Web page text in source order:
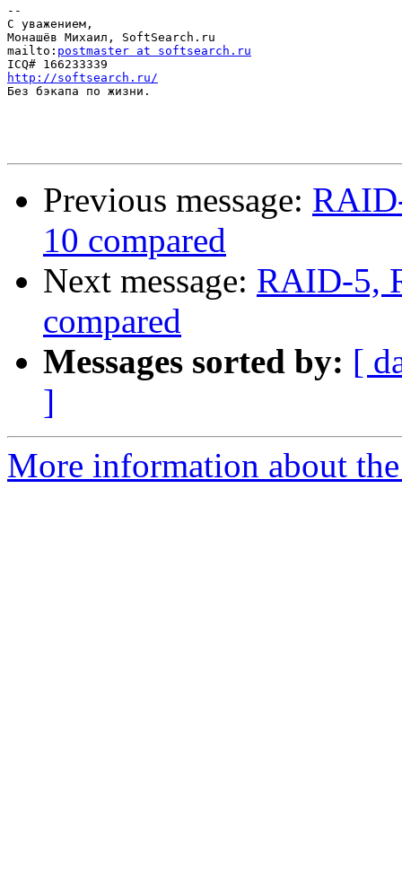
--
С уважением,
Монашёв Михаил, SoftSearch.ru
mailto: postmaster at softsearch.ru
http://softsearch.ru/
Без бэкапа по жизни.
Previous message:
10 compared
Next message: RAID-5,
compared
Messages sorted by: [
]
More information about